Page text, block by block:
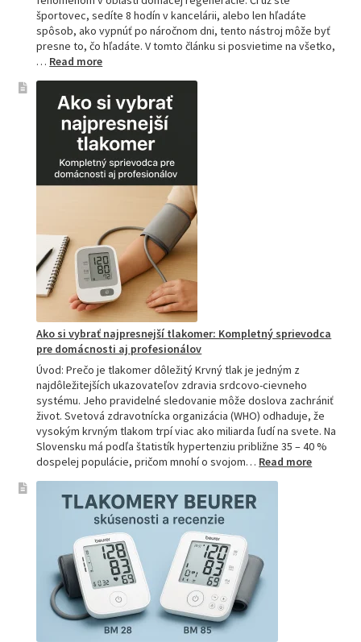
športovec, sedíte 8 hodín v kancelárii, alebo len hľadáte
spôsob, ako vypnúť po náročnom dni, tento nástroj môže byť
presne to, čo hľadáte. V tomto článku si posvietime na všetko,
… Read more:
sprievodca
akupresúrnou
podložkou:
Ako
si
vybrať
tú
prečo
je
hitom
na
Slovensku?
Ako si vybrať najpresnejší tlakomer: Kompletný sprievodca
pre domácnosti aj profesionálov
Úvod: Prečo je tlakomer dôležitý Krvný tlak je jedným z
najdôležitejších ukazovateľov zdravia srdcovo-cievneho
systému. Jeho pravidelné sledovanie môže doslova zachrániť
život. Svetová zdravotnícka organizácia (WHO) odhaduje, že
vysokým krvným tlakom trpí viac ako miliarda ľudí na svete. Na
Slovensku má podľa štatistík hypertenziu približne 35 – 40 %
dospelej populácie, pričom mnohí o svojom… Read more: